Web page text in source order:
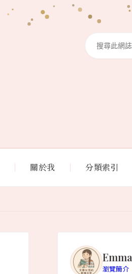
Search
關於我 分類索引
Emma
瀏覽簡介